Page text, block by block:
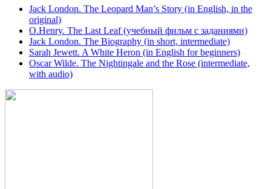
Jack London. The Leopard Man’s Story (in English, in the
original)
O.Henry. The Last Leaf (учебный фильм с заданиями)
Jack London. The Biography (in short, intermediate)
Sarah Jewett. A White Heron (in English for beginners)
Oscar Wilde. The Nightingale and the Rose (intermediate,
with audio)